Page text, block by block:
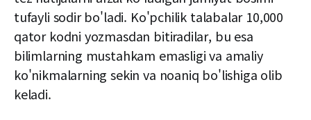
tufayli sodir bo'ladi. Ko'pchilik talabalar 10,000
qator kodni yozmasdan bitiradilar, bu esa
bilimlarning mustahkam emasligi va amaliy
ko'nikmalarning sekin va noaniq bo'lishiga olib
keladi.